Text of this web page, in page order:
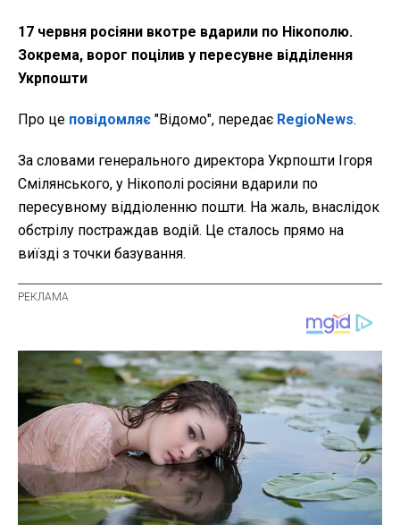
17 червня росіяни вкотре вдарили по Нікополю.
Зокрема, ворог поцілив у пересувне відділення
Укрпошти
Про це повідомляє "Відомо", передає RegioNews.
За словами генерального директора Укрпошти Ігоря
Смілянського, у Нікополі росіяни вдарили по
пересувному віддіоленню пошти. На жаль, внаслідок
обстрілу постраждав водій. Це сталось прямо на
виїзді з точки базування.